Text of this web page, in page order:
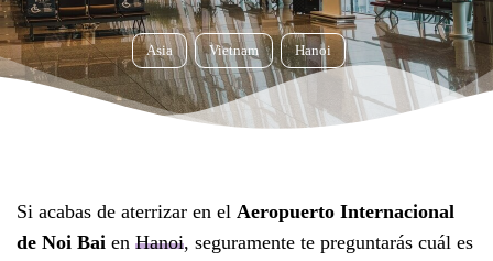
Asia Vietnam Hanoi
Si acabas de aterrizar en el Aeropuerto Internacional
de Noi Bai en Hanoi, seguramente te preguntarás cuál es